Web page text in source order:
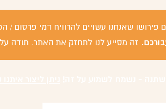
פירושו שאנחנו עשויים להרוויח דמי פרסום
זה מסייע לנו לתחזק את האתר. תודה